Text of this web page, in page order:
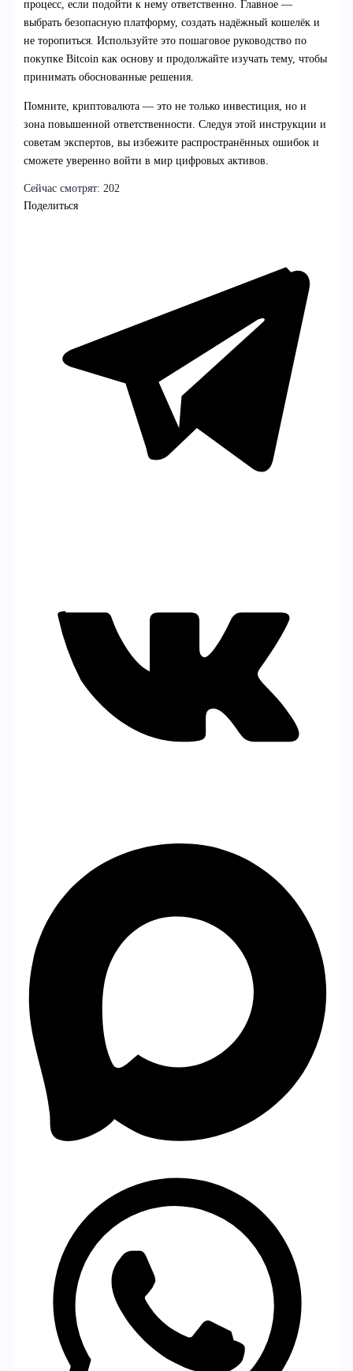
процесс, если подойти к нему ответственно. Главное —
выбрать безопасную платформу, создать надёжный кошелёк и
не торопиться. Используйте это пошаговое руководство по
покупке Bitcoin как основу и продолжайте изучать тему, чтобы
принимать обоснованные решения.
Помните, криптовалюта — это не только инвестиция, но и
зона повышенной ответственности. Следуя этой инструкции и
советам экспертов, вы избежите распространённых ошибок и
сможете уверенно войти в мир цифровых активов.
Сейчас смотрят: 202
Поделиться